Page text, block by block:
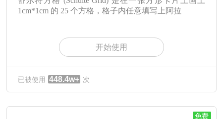
1cm*1cm 的 25 个方格，格子内任意填写上阿拉
开始使用
已被使用 448.4w+ 次
免费